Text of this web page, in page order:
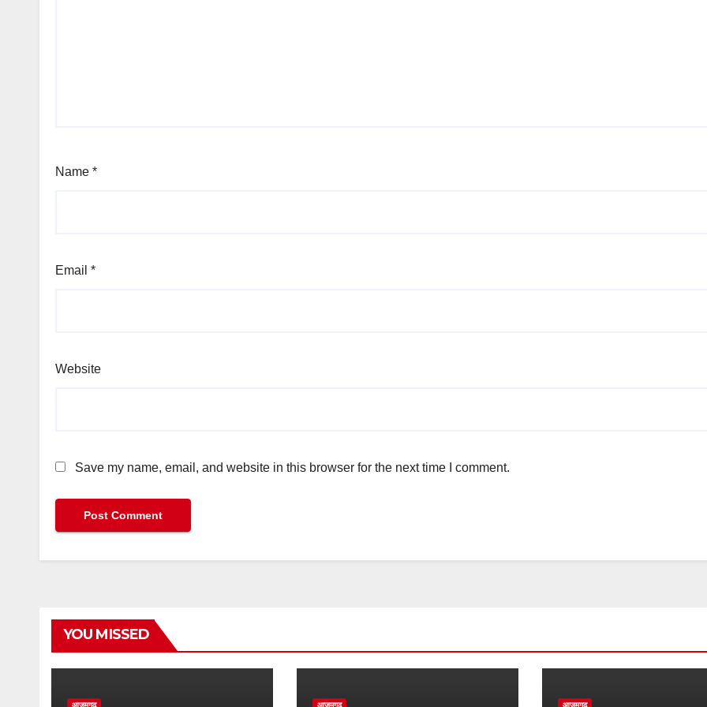
Name *
Email *
Website
Save my name, email, and website in this browser for the next time I comment.
YOU MISSED
आज़मगढ़ आज़मगढ़ आज़मगढ़